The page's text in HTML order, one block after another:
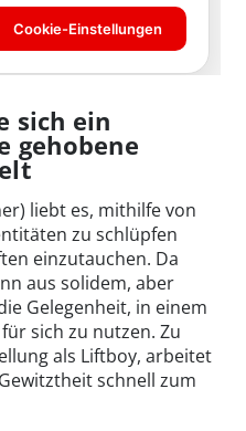
sich ein
gehobene
liebt es, mithilfe von
zu schlüpfen
einzutauchen. Da
aus solidem, aber
Gelegenheit, in einem
sich zu nutzen. Zu
als Liftboy, arbeitet
schnell zum